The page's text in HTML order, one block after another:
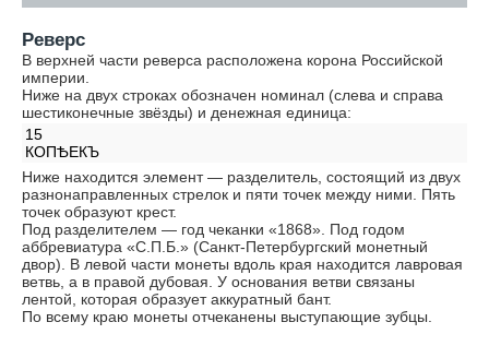
Реверс
В верхней части реверса расположена корона Российской
империи.
Ниже на двух строках обозначен номинал (слева и справа
шестиконечные звёзды) и денежная единица:
15
КОПѢЕКЪ
Ниже находится элемент — разделитель, состоящий из двух
разнонаправленных стрелок и пяти точек между ними. Пять
точек образуют крест.
Под разделителем — год чеканки «1868». Под годом
аббревиатура «С.П.Б.» (Санкт-Петербургский монетный
двор). В левой части монеты вдоль края находится лавровая
ветвь, а в правой дубовая. У основания ветви связаны
лентой, которая образует аккуратный бант.
По всему краю монеты отчеканены выступающие зубцы.